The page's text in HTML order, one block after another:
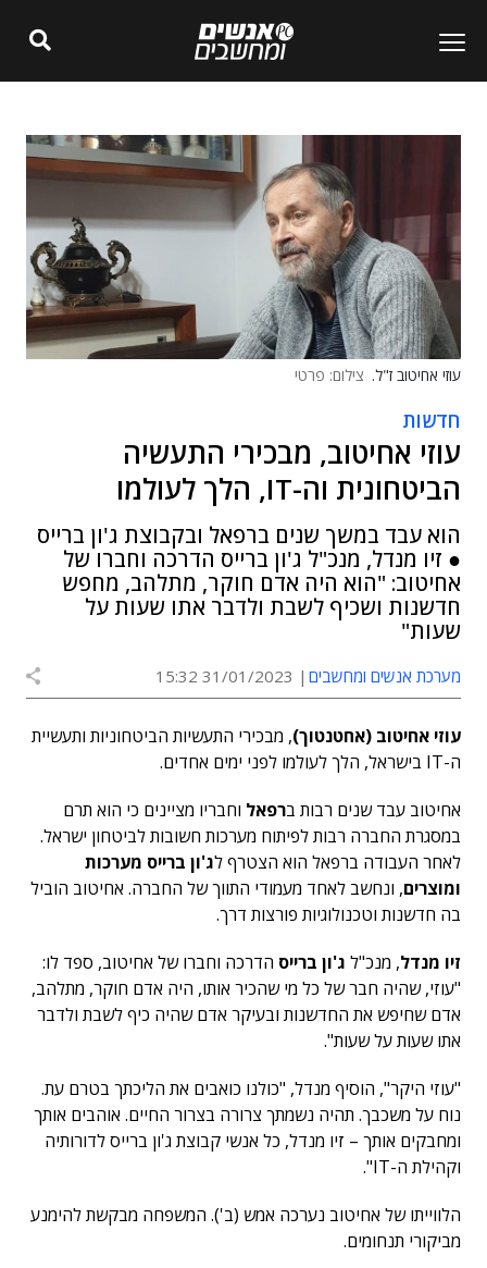
עוזי אחיטוב ז"ל. צילום: פרטי
חדשות
עוזי אחיטוב, מבכירי התעשיה
הביטחונית וה-IT, הלך לעולמו
הוא עבד במשך שנים ברפאל ובקבוצת ג'ון ברייס
● זיו מנדל, מנכ"ל ג'ון ברייס הדרכה וחברו של
אחיטוב: "הוא היה אדם חוקר, מתלהב, מחפש
חדשנות ושכיף לשבת ולדבר אתו שעות על
שעות"
מערכת אנשים ומחשבים 31/01/2023 15:32
עוזי אחיטוב (אחטנטוך), מבכירי התעשיות הביטחוניות ותעשיית
ה-IT בישראל, הלך לעולמו לפני ימים אחדים.
אחיטוב עבד שנים רבות ברפאל וחבריו מציינים כי הוא תרם
במסגרת החברה רבות לפיתוח מערכות חשובות לביטחון ישראל.
לאחר העבודה ברפאל הוא הצטרף לג'ון ברייס מערכות
ומוצרים, ונחשב לאחד מעמודי התווך של החברה. אחיטוב הוביל
בה חדשנות וטכנולוגיות פורצות דרך.
זיו מנדל, מנכ"ל ג'ון ברייס הדרכה וחברו של אחיטוב, ספד לו:
"עוזי, שהיה חבר של כל מי שהכיר אותו, היה אדם חוקר, מתלהב,
אדם שחיפש את החדשנות ובעיקר אדם שהיה כיף לשבת ולדבר
אתו שעות על שעות".
"עוזי היקר", הוסיף מנדל, "כולנו כואבים את הליכתך בטרם עת.
נוח על משכבך. תהיה נשמתך צרורה בצרור החיים. אוהבים אותך
ומחבקים אותך – זיו מנדל, כל אנשי קבוצת ג'ון ברייס לדורותיה
וקהילת ה-IT".
הלווייתו של אחיטוב נערכה אמש (ב'). המשפחה מבקשת להימנע
מביקורי תנחומים.